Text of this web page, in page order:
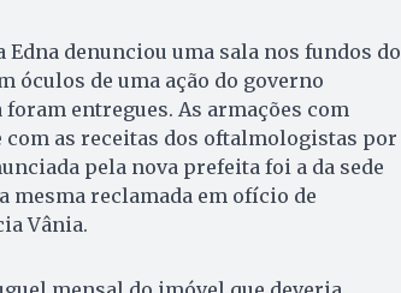
denunciou uma sala nos fundos do
óculos de uma ação do governo
entregues. As armações com
as receitas dos oftalmologistas por
pela nova prefeita foi a da sede
mesma reclamada em ofício de
Vânia.